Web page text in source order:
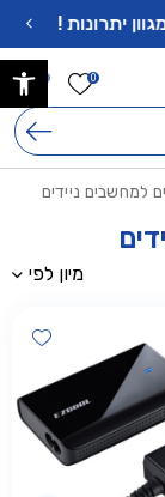
יתרונות !
0 הרשימה
למחשבים ניידים
מיון לפי